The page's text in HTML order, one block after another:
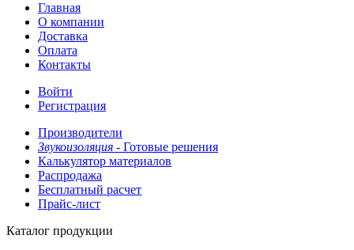
Главная
О компании
Доставка
Оплата
Контакты
Войти
Регистрация
Производители
Звукоизоляция - Готовые решения
Калькулятор материалов
Распродажа
Бесплатный расчет
Прайс-лист
Каталог продукции